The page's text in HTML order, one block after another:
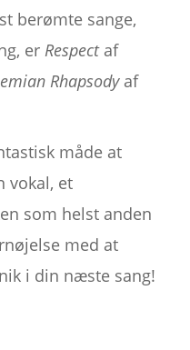
berømte sange,
er Respectaf
Rhapsodyaf
måde at
vokal, et
som helst anden
med at
i din næste sang!